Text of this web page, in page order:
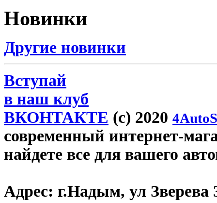
Новинки
Другие новинки
Вступай
в наш клуб
ВКОНТАКТЕ (c) 2020
современный интернет-
найдете все для вашего
Адрес: г.Надым, ул